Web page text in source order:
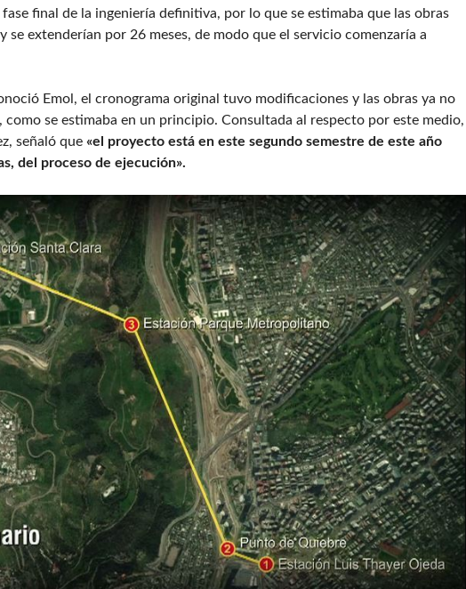
final de la ingeniería definitiva, por lo que se estimaba que las obras
extenderían por 26 meses, de modo que el servicio comenzaría a
Emol, el cronograma original tuvo modificaciones y las obras ya no
se estimaba en un principio. Consultada al respecto por este medio,
señaló que «el proyecto está en este segundo semestre de este año
del proceso de ejecución».